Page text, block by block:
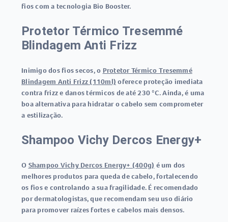
fios com a tecnologia Bio Booster.
Protetor Térmico Tresemmé
Blindagem Anti Frizz
Inimigo dos fios secos, o Protetor Térmico Tresemmé
Blindagem Anti Frizz (110ml) oferece proteção imediata
contra frizz e danos térmicos de até 230 °C. Ainda, é uma
boa alternativa para hidratar o cabelo sem comprometer
a estilização.
Shampoo Vichy Dercos Energy+
O Shampoo Vichy Dercos Energy+ (400g) é um dos
melhores produtos para queda de cabelo, fortalecendo
os fios e controlando a sua fragilidade. É recomendado
por dermatologistas, que recomendam seu uso diário
para promover raízes fortes e cabelos mais densos.